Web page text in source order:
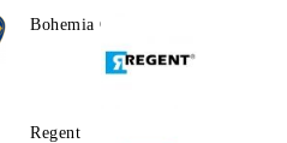
Bohemia Crystalite
Regent